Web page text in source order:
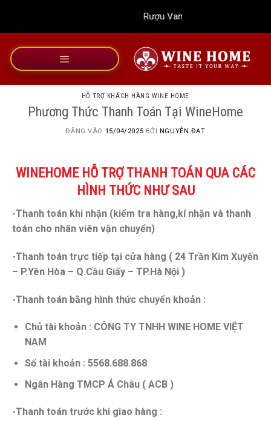
dung
Rượu Vang Wine Home
HỖ TRỢ KHÁCH HÀNG WINE HOME
Phương Thức Thanh Toán Tại WineHome
ĐĂNG VÀO 15/04/2025 BỞI NGUYỄN ĐẠT
WINEHOME HỖ TRỢ THANH TOÁN QUA CÁC
HÌNH THỨC NHƯ SAU
-Thanh toán khi nhận (kiểm tra hàng,kí nhận và thanh
toán cho nhân viên vận chuyển)
-Thanh toán trực tiếp tại cửa hàng ( 24 Trần Kim Xuyến
– P.Yên Hòa – Q.Cầu Giấy – TP.Hà Nội )
-Thanh toán bằng hình thức chuyển khoản :
Chủ tài khoản : CÔNG TY TNHH WINE HOME VIỆT
NAM
Số tài khoản : 5568.688.868
Ngân Hàng TMCP Á Châu ( ACB )
-Thanh toán trước khi giao hàng :